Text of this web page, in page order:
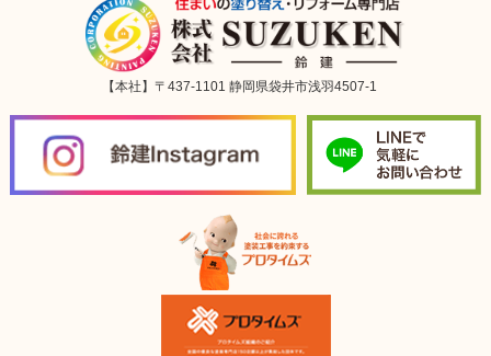
【本社】〒437-1101 静岡県袋井市浅羽4507-1